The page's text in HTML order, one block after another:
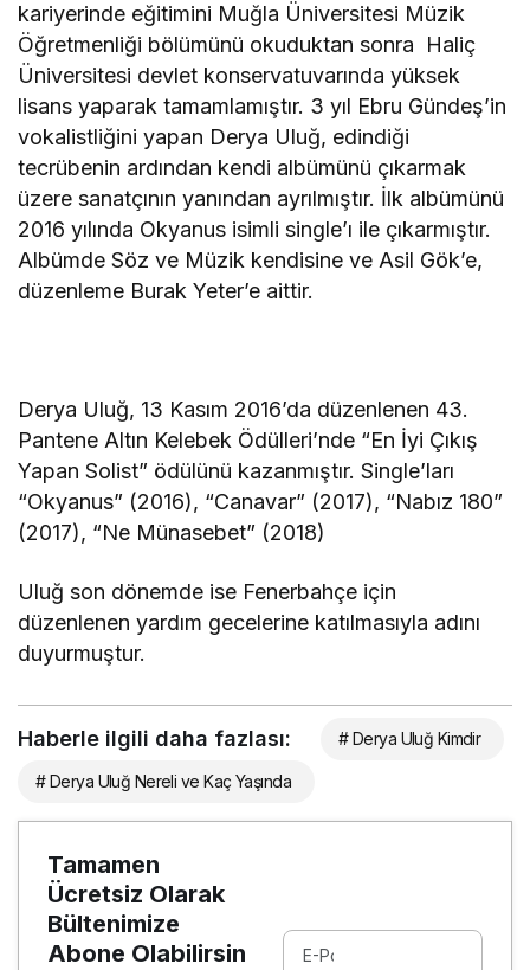
kariyerinde eğitimini Muğla Üniversitesi Müzik
Öğretmenliği bölümünü okuduktan sonra Haliç
Üniversitesi devlet konservatuvarında yüksek
lisans yaparak tamamlamıştır. 3 yıl Ebru Gündeş’in
vokalistliğini yapan Derya Uluğ, edindiği
tecrübenin ardından kendi albümünü çıkarmak
üzere sanatçının yanından ayrılmıştır. İlk albümünü
2016 yılında Okyanus isimli single’ı ile çıkarmıştır.
Albümde Söz ve Müzik kendisine ve Asil Gök’e,
düzenleme Burak Yeter’e aittir.
Derya Uluğ, 13 Kasım 2016’da düzenlenen 43.
Pantene Altın Kelebek Ödülleri’nde “En İyi Çıkış
Yapan Solist” ödülünü kazanmıştır. Single’ları
“Okyanus” (2016), “Canavar” (2017), “Nabız 180”
(2017), “Ne Münasebet” (2018)
Uluğ son dönemde ise Fenerbahçe için
düzenlenen yardım gecelerine katılmasıyla adını
duyurmuştur.
Haberle ilgili daha fazlası: # Derya Uluğ Kimdir
# Derya Uluğ Nereli ve Kaç Yaşında
Tamamen
Ücretsiz Olarak
Bültenimize
Abone Olabilirsin